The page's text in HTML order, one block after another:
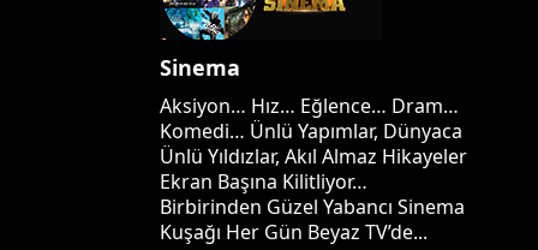
Sinema
Aksiyon… Hız… Eğlence… Dram…
Komedi… Ünlü Yapımlar, Dünyaca
Ünlü Yıldızlar, Akıl Almaz Hikayeler
Ekran Başına Kilitliyor…
Birbirinden Güzel Yabancı Sinema
Kuşağı Her Gün Beyaz TV’de...